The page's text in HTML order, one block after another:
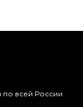
по всей России